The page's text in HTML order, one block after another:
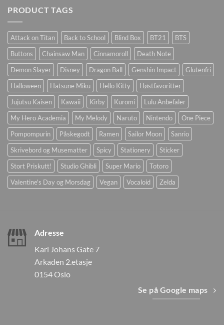
PRODUCT TAGS
Attack on Titan Back to School Blind Box BT21
BTS
Buttons
Chainsaw Man Cinnamoroll
Death Note
Demon Slayer
Disney Dragon Ball Genshin Impact
Glutenfri
Halloween
Hatsune Miku Hello Kitty
Høstfavoritter
Jujutsu Kaisen
Kawaii Kirby Kuromi
Lulu Anbefaler
My Hero Academia
My Melody Naruto Nintendo
One Piece
Pompompurin
Påskegodt Ramen Sailor Moon
Sanrio
Skrivebord og Musematter
Spicy Stationery
Sticker
Stort Priskutt!
Studio Ghibli Super Mario
Totoro
Valentine's Day og Morsdag
Vegan Vocaloid Zelda
Adresse
Karl Johans Gate 7
Arkaden 2.etasje
0154 Oslo
Se på Google maps